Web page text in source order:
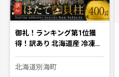
御礼！ランキング第1位獲
得！訳あり 北海道産 冷凍…
北海道別海町